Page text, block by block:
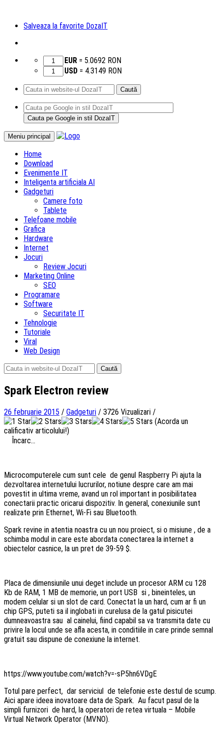
Salveaza la favorite DozaIT
EUR = 5.0692 RON
USD = 4.3149 RON
Caută
după:
Meniu principal
Sari
Home
Download
Evenimente IT
Inteligenta artificiala AI
Gadgeturi
Camere foto
Tablete
Telefoane mobile
Grafica
Hardware
Internet
Jocuri
Review Jocuri
Marketing Online
SEO
Programare
Software
Securitate IT
Tehnologie
Tutoriale
Viral
Web Design
Caută
după:
Spark Electron review
26 februarie 2015 / Gadgeturi / 3726 Vizualizari /
(Acorda un
calificativ articolului!)
Încarc...
Microcomputerele cum sunt cele de genul Raspberry Pi ajuta la
dezvoltarea internetului lucrurilor, notiune despre care am mai
povestit in ultima vreme, avand un rol important in posibilitatea
conectarii practic oricarui dispozitiv. In general, conexiunile sunt
realizate prin Ethernet, Wi-Fi sau Bluetooth.
Spark revine in atentia noastra cu un nou proiect, si o misiune , de a
schimba modul in care este abordata conectarea la internet a
obiectelor casnice, la un pret de 39-59 $.
Placa de dimensiunile unui deget include un procesor ARM cu 128
Kb de RAM, 1 MB de memorie, un port USB si , bineinteles, un
modem celular si un slot de card. Conectat la un hard, cum ar fi un
chip GPS, puteti sa il inglobati in curelusa de la gatul pisicutei
dumneavoastra sau al cainelui, fiind capabil sa va transmita date cu
privire la locul unde se afla acesta, in conditiile in care prinde semnal
gratuit sau dispune de conexiune la internet.
https://www.youtube.com/watch?v=-sP5hn6VDgE
Totul pare perfect, dar serviciul de telefonie este destul de scump.
Aici apare ideea inovatoare data de Spark. Au facut pasul de la
simpli furnizori de hard, la operatori de retea virtuala – Mobile
Virtual Network Operator (MVNO).